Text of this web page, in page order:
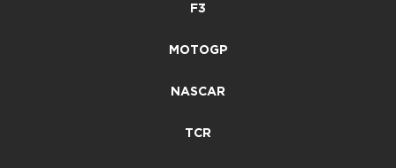
F3
MOTOGP
NASCAR
TCR